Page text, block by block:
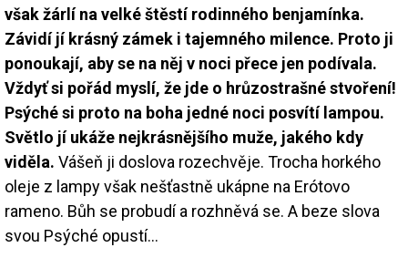
však žárlí na velké štěstí rodinného benjamínka.
Závidí jí krásný zámek i tajemného milence. Proto ji
ponoukají, aby se na něj v noci přece jen podívala.
Vždyť si pořád myslí, že jde o hrůzostrašné stvoření!
Psýché si proto na boha jedné noci posvítí lampou.
Světlo jí ukáže nejkrásnějšího muže, jakého kdy
viděla. Vášeň ji doslova rozechvěje. Trocha horkého
oleje z lampy však nešťastně ukápne na Erótovo
rameno. Bůh se probudí a rozhněvá se. A beze slova
svou Psýché opustí…